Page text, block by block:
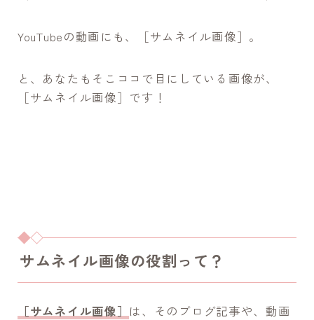
YouTubeの動画にも、［サムネイル画像］。
と、あなたもそこココで目にしている画像が、
［サムネイル画像］です！
サムネイル画像の役割って？
［サムネイル画像］ は、そのブログ記事や、動画